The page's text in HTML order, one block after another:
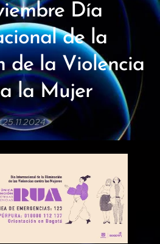
Día
de la
de la Violencia
la Mujer
25.11.2024